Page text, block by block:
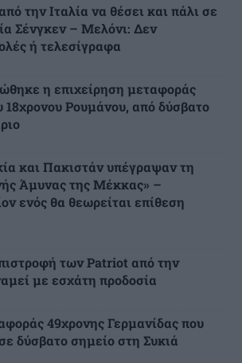
την Ιταλία να θέσει και πάλι σε
Σένγκεν – Μελόνι: Δεν
ή τελεσίγραφα
η επιχείρηση μεταφοράς
18χρονου Ρουμάνου, από δύσβατο
και Πακιστάν υπέγραψαν τη
Άμυνας της Μέκκας» –
ενός θα θεωρείται επίθεση
των Patriot από την
με εσχάτη προδοσία
49χρονης Γερμανίδας που
δύσβατο σημείο στη Συκιά